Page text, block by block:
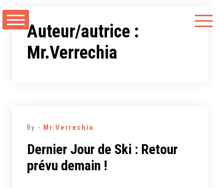
au
Auteur/autrice :
Mr.Verrechia
By - Mr.Verrechia
Dernier Jour de Ski : Retour
prévu demain !